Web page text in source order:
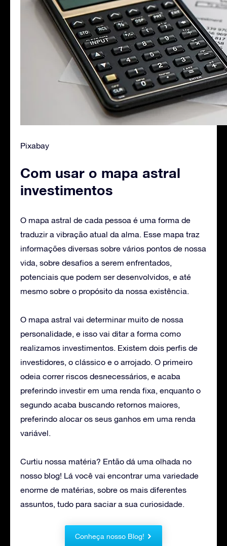
Pixabay
Com usar o mapa astral
investimentos
O mapa astral de cada pessoa é uma forma de
traduzir a vibração atual da alma. Esse mapa traz
informações diversas sobre vários pontos de nossa
vida, sobre desafios a serem enfrentados,
potenciais que podem ser desenvolvidos, e até
mesmo sobre o propósito da nossa existência.
O mapa astral vai determinar muito de nossa
personalidade, e isso vai ditar a forma como
realizamos investimentos. Existem dois perfis de
investidores, o clássico e o arrojado. O primeiro
odeia correr riscos desnecessários, e acaba
preferindo investir em uma renda fixa, enquanto o
segundo acaba buscando retornos maiores,
preferindo alocar os seus ganhos em uma renda
variável.
Curtiu nossa matéria? Então dá uma olhada no
nosso blog! Lá você vai encontrar uma variedade
enorme de matérias, sobre os mais diferentes
assuntos, tudo para saciar a sua curiosidade.
Conheça nosso Blog!